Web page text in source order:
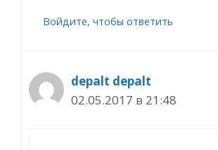
Войдите, чтобы ответить
depalt depalt
02.05.2017 в 21:48